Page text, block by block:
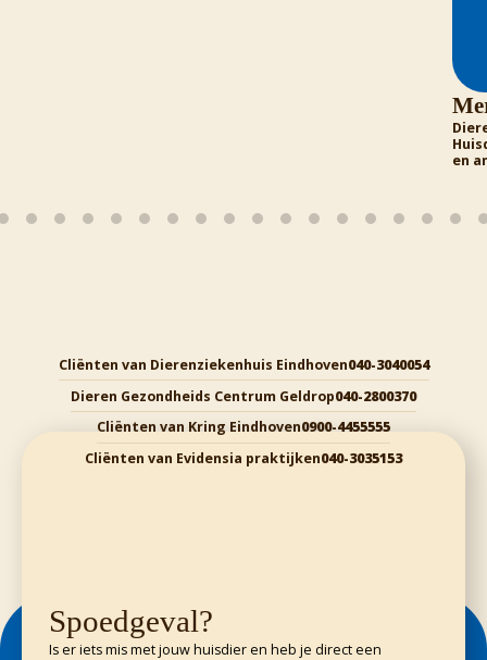
Dierenarts Dierenziekenhuis Eindhoven en
Huisdierentandarts voor honden, katten,
Cliënten van Dierenziekenhuis Eindhoven040-3040054
Dieren Gezondheids Centrum Geldrop040-2800370
Cliënten van Kring Eindhoven0900-4455555
Cliënten van Evidensia praktijken040-3035153
Spoedgeval?
Is er iets mis met jouw huisdier en heb je direct een